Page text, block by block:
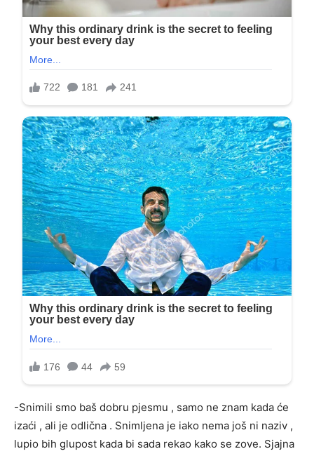
-Snimili smo baš dobru pjesmu , samo ne znam kada će
izaći , ali je odlična . Snimljena je iako nema još ni naziv ,
lupio bih glupost kada bi sada rekao kako se zove. Sjajna